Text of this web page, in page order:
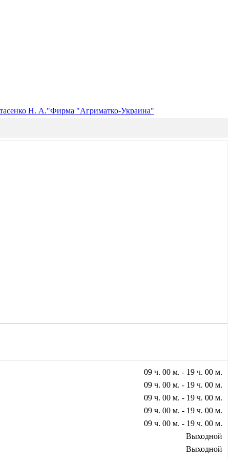
Н. А."Фирма "Агриматко-Украина"
09 ч. 00 м. - 19 ч. 00 м.
09 ч. 00 м. - 19 ч. 00 м.
09 ч. 00 м. - 19 ч. 00 м.
09 ч. 00 м. - 19 ч. 00 м.
09 ч. 00 м. - 19 ч. 00 м.
Выходной
Выходной